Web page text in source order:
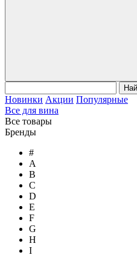
Новинки Акции Популярные
Все для вина
Все товары
Бренды
#
A
B
C
D
E
F
G
H
I